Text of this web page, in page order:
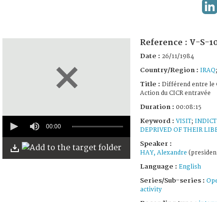
seconds
minutes,
15
00:00
Reference : V-S-
Date : 26/11/1984
Country/Region : IRAQ
Title : Différend entre le
Action du CICR entravée
Duration : 00:08:15
Keyword : VISIT;
DEPRIVED OF THEIR
Speaker :
HAY, Alexandre
Language : English
Series/Sub-series :
activity